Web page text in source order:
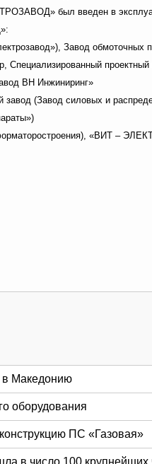
был введен в
Завод обмоточных
проектный
ВН Инжиниринг»
(Завод силовых и
«ВИТ –
Македонию
оборудования
ПС «Газовая»
в число 100 крупнейших